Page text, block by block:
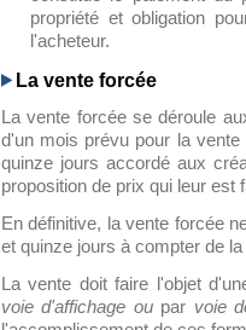
propriété et obligation
l'acheteur.
La vente forcée
La vente forcée se déroule
d'un mois prévu pour la
quinze jours accordé aux
proposition de prix qui leur est
En définitive, la vente forcée
et quinze jours à compter de
La vente doit faire l'objet
voie d'affichage ou par voie